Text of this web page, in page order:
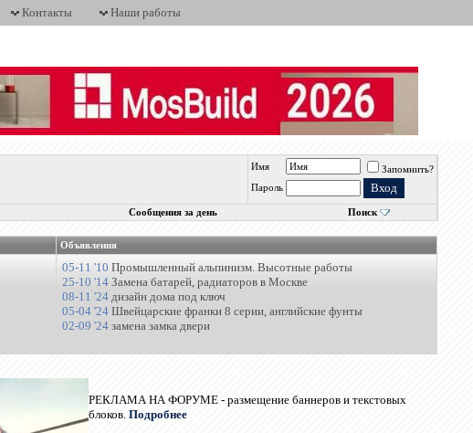
Контакты Наши работы
Имя
Запомнить?
Пароль
Сообщения за день Поиск
Объявления
05-11 '10 Промышленный альпинизм. Высотные работы
25-10 '14 Замена батарей, радиаторов в Москве
08-11 '24 дизайн дома под ключ
05-04 '24 Швейцарские франки 8 серии, английские фунты
02-09 '24 замена замка двери
РЕКЛАМА НА ФОРУМЕ - размещение баннеров и текстовых
блоков.Подробнее